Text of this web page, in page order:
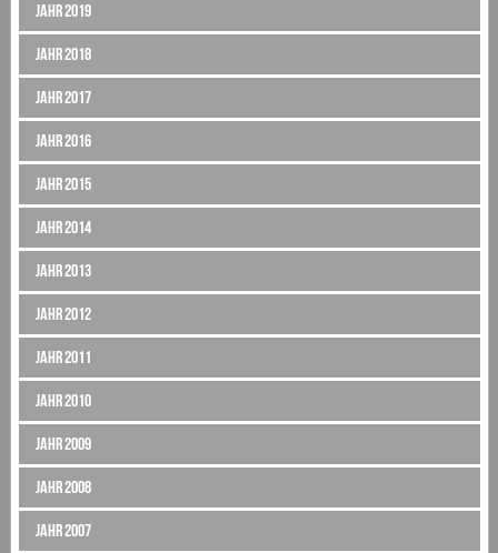
Jahr 2019
Jahr 2018
Jahr 2017
Jahr 2016
Jahr 2015
Jahr 2014
Jahr 2013
Jahr 2012
Jahr 2011
Jahr 2010
Jahr 2009
Jahr 2008
Jahr 2007